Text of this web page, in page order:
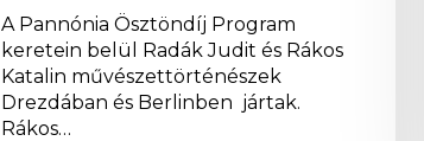
A Pannónia Ösztöndíj Program
keretein belül Radák Judit és Rákos
Katalin művészettörténészek
Drezdában és Berlinben jártak.
Rákos…